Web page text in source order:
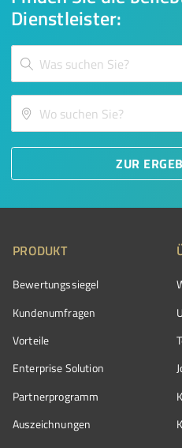
Dienstleister:
ZUR
PRODUKT
Bewertungssiegel
Kundenumfragen
Vorteile
Enterprise Solution
Partnerprogramm
Auszeichnungen